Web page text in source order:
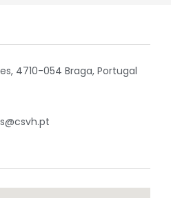
4710-054 Braga, Portugal